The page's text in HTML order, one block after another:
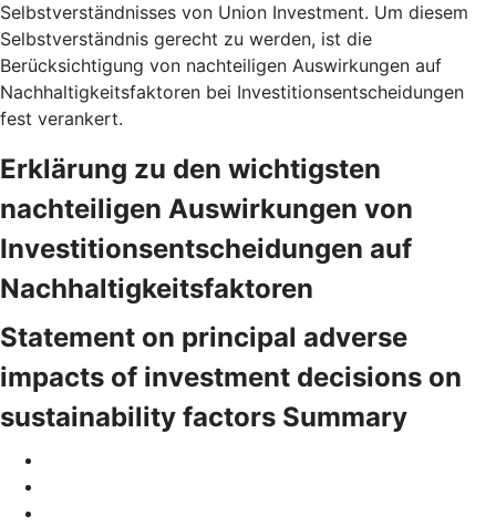
Selbstverständnisses von Union Investment. Um diesem
Selbstverständnis gerecht zu werden, ist die
Berücksichtigung von nachteiligen Auswirkungen auf
Nachhaltigkeitsfaktoren bei Investitionsentscheidungen
fest verankert.
Erklärung zu den wichtigsten
nachteiligen Auswirkungen von
Investitionsentscheidungen auf
Nachhaltigkeitsfaktoren
Statement on principal adverse
impacts of investment decisions on
sustainability factors Summary